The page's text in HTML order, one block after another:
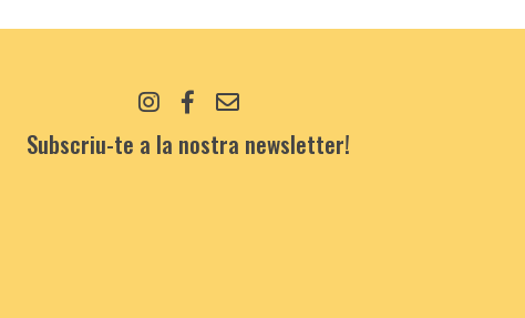
Subscriu-te a la nostra newsletter!